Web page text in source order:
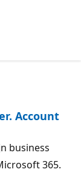
door de
Account
business
365.